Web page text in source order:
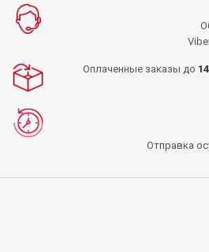
Оплаченные заказы до
Отправка